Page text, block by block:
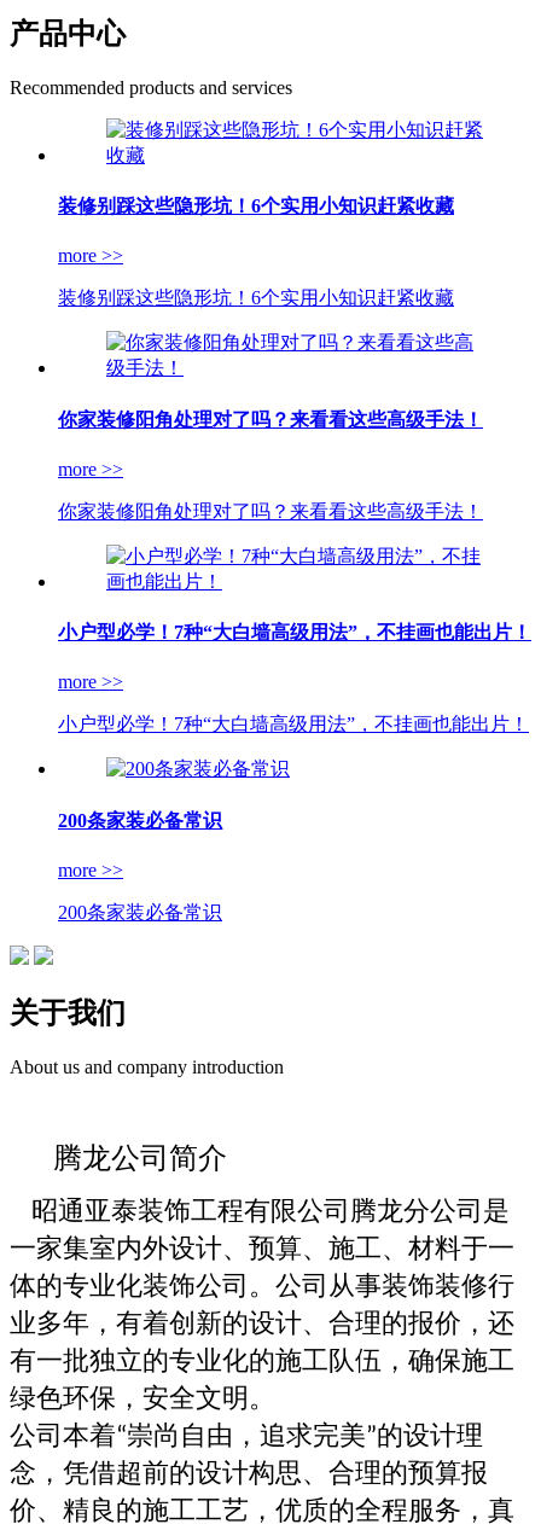
产品中心
Recommended products and services
装修别踩这些隐形坑！6个实用小知识赶紧收藏
more >>
装修别踩这些隐形坑！6个实用小知识赶紧收藏
你家装修阳角处理对了吗？来看看这些高级手法！
more >>
你家装修阳角处理对了吗？来看看这些高级手法！
小户型必学！7种“大白墙高级用法”，不挂画也能出片！
more >>
小户型必学！7种“大白墙高级用法”，不挂画也能出片！
200条家装必备常识
more >>
200条家装必备常识
关于我们
About us and company introduction
腾龙公司简介
昭通亚泰装饰工程有限公司 腾龙分公司 是
一家集室内外设计、预算、施工、材料于一
体的专业化装饰公司。公司从事装饰装修行
业多年，有着创新的设计、合理的报价，还
有一批独立的专业化的施工队伍，确保施工
绿色环保，安全文明。
公司本着“崇尚自由，追求完美”的设计理
念，凭借超前的设计构思、合理的预算报
价、精良的施工工艺，优质的全程服务，真